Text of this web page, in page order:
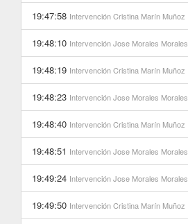
19:47:58 IntervenciónCristina Marín Muñoz
19:48:10 IntervenciónJose Morales Morales
19:48:19 IntervenciónCristina Marín Muñoz
19:48:23 IntervenciónJose Morales Morales
19:48:40 IntervenciónCristina Marín Muñoz
19:48:51 IntervenciónJose Morales Morales
19:49:24 IntervenciónJose Morales Morales
19:49:50 IntervenciónCristina Marín Muñoz